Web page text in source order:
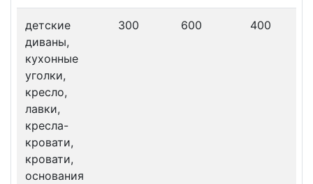
детские
диваны,
кухонные
уголки,
кресло,
лавки,
кресла-
кровати,
кровати,
основания
300 600 400